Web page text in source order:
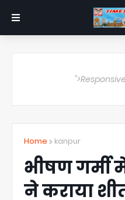
Home kanpur
भीषण गर्मी
ने कराया